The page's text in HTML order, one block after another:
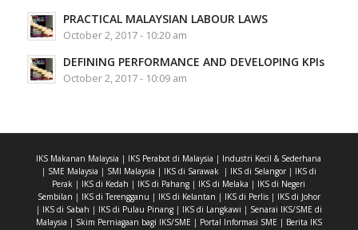
PRACTICAL MALAYSIAN LABOUR LAWS
October 2, 2017 - 10:20 am
DEFINING PERFORMANCE AND DEVELOPING KPIs
October 2, 2017 - 10:09 am
IKS Makanan Malaysia | IKS Perabot di Malaysia | Industri Kecil & Sederhana
| SME Malaysia | SMI Malaysia | IKS di Sarawak| IKS di Selangor| IKS di
Perak | IKS di Kedah | IKS di Pahang | IKS di Melaka | IKS di Negeri
Sembilan | IKS di Terengganu | IKS di Kelantan | IKS di Perlis| IKS di Johor
| IKS di Sabah | IKS di Pulau Pinang| IKS di Langkawi | Senarai IKS/SME di
Malaysia | Skim Perniagaan bagi IKS/SME | Portal Informasi SME | Berita IKS